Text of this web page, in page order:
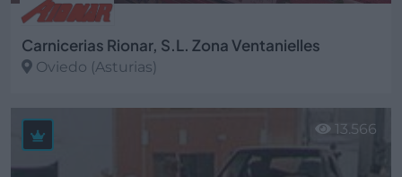
Carnicerias Rionar, S.L. Zona Ventanielles
Oviedo (Asturias)
13.566